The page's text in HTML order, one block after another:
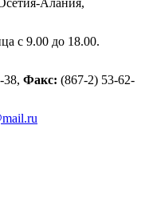
с 9.00 до 18.00.
38, Факс: (867-2) 53-62-